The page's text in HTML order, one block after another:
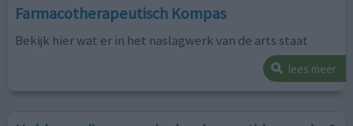
Farmacotherapeutisch Kompas
Bekijk hier wat er in het naslagwerk van de arts staat
lees meer